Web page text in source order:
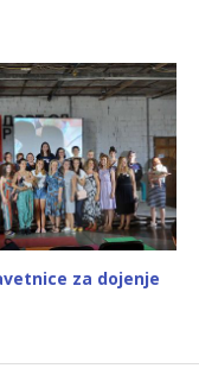
za dojenje